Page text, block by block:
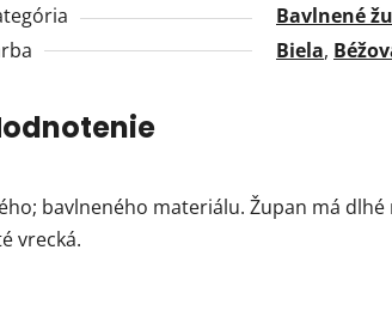
Bavlnené
Biela,
bavlneného materiálu. Župan má
vrecká.